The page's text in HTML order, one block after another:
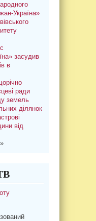
Україна»
засудив
в
ради
земель
ділянок
від